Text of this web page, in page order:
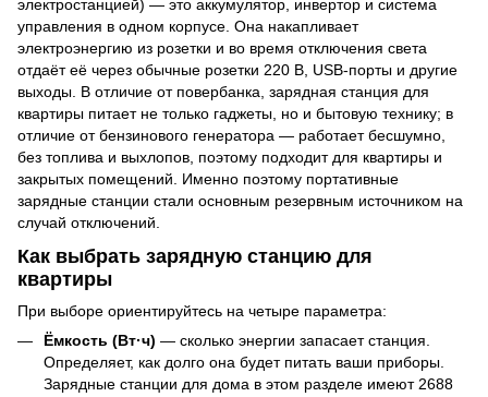
электростанцией) — это аккумулятор, инвертор и система
управления в одном корпусе. Она накапливает
электроэнергию из розетки и во время отключения света
отдаёт её через обычные розетки 220 В, USB-порты и другие
выходы. В отличие от повербанка, зарядная станция для
квартиры питает не только гаджеты, но и бытовую технику; в
отличие от бензинового генератора — работает бесшумно,
без топлива и выхлопов, поэтому подходит для квартиры и
закрытых помещений. Именно поэтому портативные
зарядные станции стали основным резервным источником на
случай отключений.
Как выбрать зарядную станцию для
квартиры
При выборе ориентируйтесь на четыре параметра:
Ёмкость (Вт·ч) — сколько энергии запасает станция.
Определяет, как долго она будет питать ваши приборы.
Зарядные станции для дома в этом разделе имеют 2688